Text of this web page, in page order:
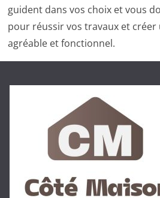
guident dans vos choix et vous
pour réussir vos travaux et créer
agréable et fonctionnel.